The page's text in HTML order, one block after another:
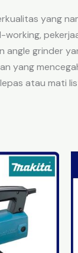
yang
angle grinder
yang
atau mati